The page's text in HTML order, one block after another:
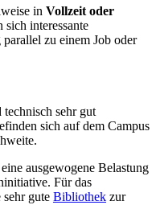
in Vollzeit oder
sich interessante
zu einem Job oder
sehr gut
sich auf dem Campus
ausgewogene Belastung
Für das
gute Bibliothek zur